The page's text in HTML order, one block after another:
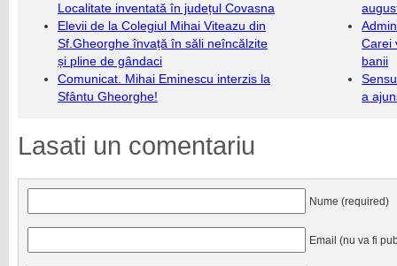
Localitate inventată în județul Covasna
Elevii de la Colegiul Mihai Viteazu din
Sf.Gheorghe învață în săli neîncălzite
și pline de gândaci
Comunicat. Mihai Eminescu interzis la
Sfântu Gheorghe!
Carei
banii
a
Lasati un comentariu
Nume (required)
Email (nu va fi